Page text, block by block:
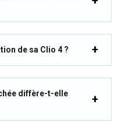
de sa Clio 4 ?
diffère-t-elle